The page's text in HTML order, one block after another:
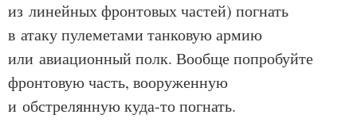
из линейных фронтовых частей) погнать
в атаку пулеметами танковую армию
или авиационный полк. Вообще попробуйте
фронтовую часть, вооруженную
и обстрелянную куда-то погнать.